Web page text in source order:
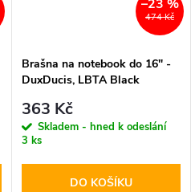
474 Kč
–23 %
Brašna na notebook do 16" -
DuxDucis, LBTA Black
363 Kč
Skladem - hned k odeslání
3 ks
DO KOŠÍKU